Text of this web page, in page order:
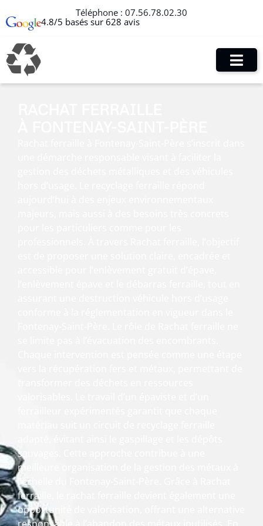
Téléphone : 07.56.78.02.30
4.8/5 basés sur 628 avis
sauvages. Cette approche contribue à une
meilleure organisation de la gestion des métaux à
l’échelle du Fontenay-Saint-Père. Grâce à Rachat
ferraille, le rachat ferraille devient également une
opportunité de valorisation, offrant une alternative